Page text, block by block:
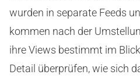
wurden in separate Feeds
kommen nach der
ihre Views bestimmt im
Detail überprüfen, wie sich